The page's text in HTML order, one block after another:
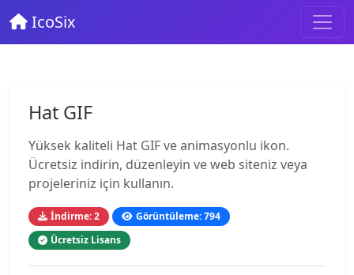
IcoSix
Hat GIF
Yüksek kaliteli Hat GIF ve animasyonlu ikon.
Ücretsiz indirin, düzenleyin ve web siteniz veya
projeleriniz için kullanın.
İndirme: 2
Görüntüleme: 794
Ücretsiz Lisans